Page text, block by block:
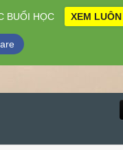
BUỔI HỌC XEM LUÔN